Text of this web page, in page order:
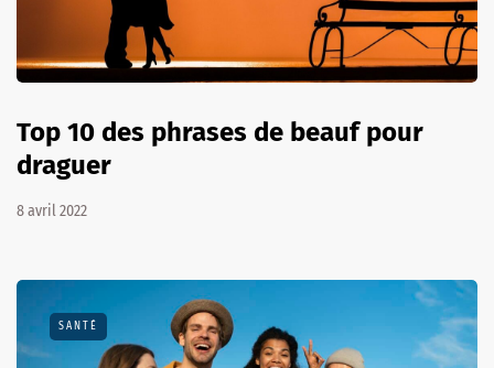
Top 10 des phrases de beauf pour
draguer
8 avril 2022
SANTÉ